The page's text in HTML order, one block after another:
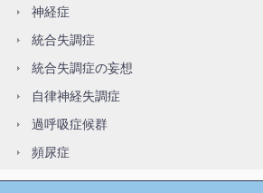
神経症
統合失調症
統合失調症の妄想
自律神経失調症
過呼吸症候群
頻尿症